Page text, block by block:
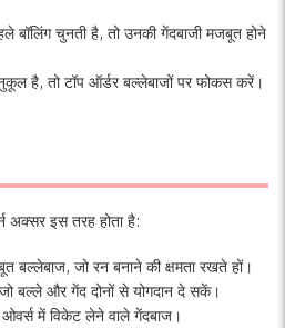
बॉलिंग चुनती है, तो उनकी गेंदबाजी मजबूत होने
है, तो टॉप ऑर्डर बल्लेबाजों पर फोकस करें।
अक्सर इस तरह होता है:
बल्लेबाज, जो रन बनाने की क्षमता रखते हों।
बल्ले और गेंद दोनों से योगदान दे सकें।
में विकेट लेने वाले गेंदबाज।